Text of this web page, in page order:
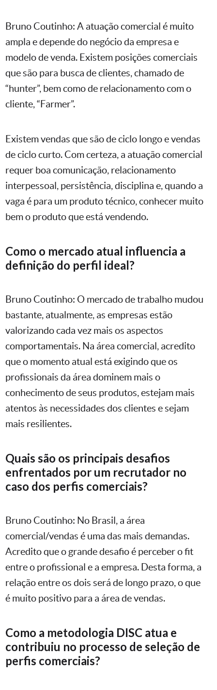
Bruno Coutinho: A atuação comercial é muito
ampla e depende do negócio da empresa e
modelo de venda. Existem posições comerciais
que são para busca de clientes, chamado de
“hunter”, bem como de relacionamento com o
cliente, “Farmer”.
Existem vendas que são de ciclo longo e vendas
de ciclo curto. Com certeza, a atuação comercial
requer boa comunicação, relacionamento
interpessoal, persistência, disciplina e, quando a
vaga é para um produto técnico, conhecer muito
bem o produto que está vendendo.
Como o mercado atual influencia a
definição do perfil ideal?
Bruno Coutinho: O mercado de trabalho mudou
bastante, atualmente, as empresas estão
valorizando cada vez mais os aspectos
comportamentais. Na área comercial, acredito
que o momento atual está exigindo que os
profissionais da área dominem mais o
conhecimento de seus produtos, estejam mais
atentos às necessidades dos clientes e sejam
mais resilientes.
Quais são os principais desafios
enfrentados por um recrutador no
caso dos perfis comerciais?
Bruno Coutinho: No Brasil, a área
comercial/vendas é uma das mais demandas.
Acredito que o grande desafio é perceber o fit
entre o profissional e a empresa. Desta forma, a
relação entre os dois será de longo prazo, o que
é muito positivo para a área de vendas.
Como a metodologia DISC atua e
contribuiu no processo de seleção de
perfis comerciais?